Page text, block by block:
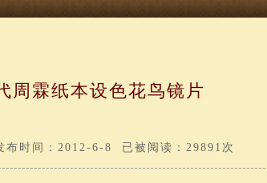
周霖纸本设色花鸟镜片
时间：2012-6-8 已被阅读：29891次